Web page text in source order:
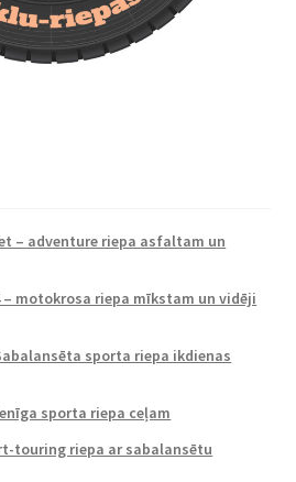
– adventure riepa asfaltam un
– motokrosa riepa mīkstam un vidēji
sporta riepa ikdienas
sporta riepa ceļam
touring riepa ar sabalansētu